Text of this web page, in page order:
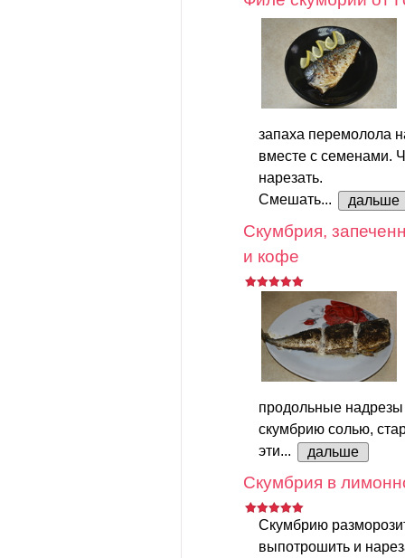
запаха перемолола
вместе с семенами.
нарезать.
Смешать...
дальше
Скумбрия,
и кофе
продольные надрезы
скумбрию солью,
эти...
дальше
Скумбрия в
Скумбрию
выпотрошить и